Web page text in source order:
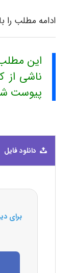
ادامه مطلب را
این
پیوست
دانلود فایل
برای